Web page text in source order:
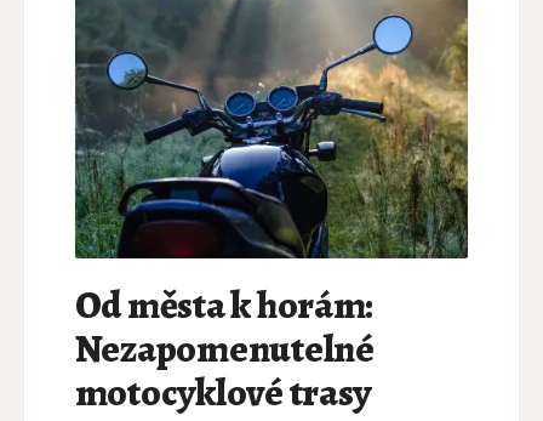
Od města k horám:
Nezapomenutelné
motocyklové trasy